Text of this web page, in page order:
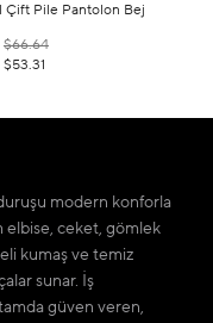
Çift Pile Pantolon Bej
$53.31
$66.64
modern konforla
elbise, ceket, gömlek
kumaş ve temiz
sunar. İş
güven veren,